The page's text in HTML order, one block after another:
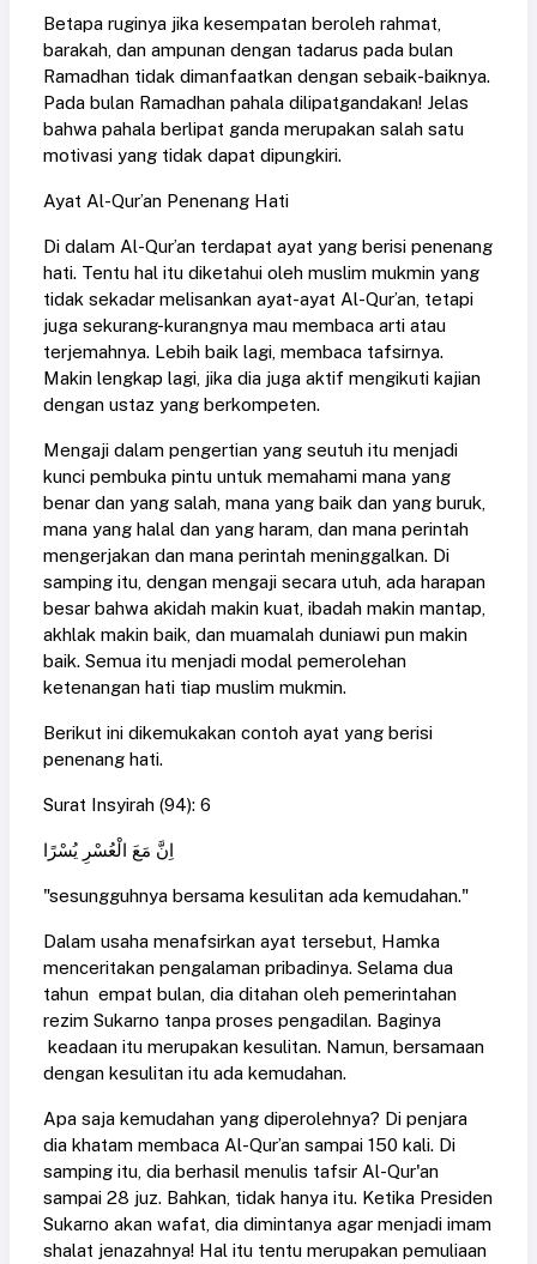
Betapa ruginya jika kesempatan beroleh rahmat,
barakah, dan ampunan dengan tadarus pada bulan
Ramadhan tidak dimanfaatkan dengan sebaik-baiknya.
Pada bulan Ramadhan pahala dilipatgandakan! Jelas
bahwa pahala berlipat ganda merupakan salah satu
motivasi yang tidak dapat dipungkiri.
Ayat Al-Qur’an Penenang Hati
Di dalam Al-Qur’an terdapat ayat yang berisi penenang
hati. Tentu hal itu diketahui oleh muslim mukmin yang
tidak sekadar melisankan ayat-ayat Al-Qur’an, tetapi
juga sekurang-kurangnya mau membaca arti atau
terjemahnya. Lebih baik lagi, membaca tafsirnya.
Makin lengkap lagi, jika dia juga aktif mengikuti kajian
dengan ustaz yang berkompeten.
Mengaji dalam pengertian yang seutuh itu menjadi
kunci pembuka pintu untuk memahami mana yang
benar dan yang salah, mana yang baik dan yang buruk,
mana yang halal dan yang haram, dan mana perintah
mengerjakan dan mana perintah meninggalkan. Di
samping itu, dengan mengaji secara utuh, ada harapan
besar bahwa akidah makin kuat, ibadah makin mantap,
akhlak makin baik, dan muamalah duniawi pun makin
baik. Semua itu menjadi modal pemerolehan
ketenangan hati tiap muslim mukmin.
Berikut ini dikemukakan contoh ayat yang berisi
penenang hati.
Surat Insyirah (94): 6
"sesungguhnya bersama kesulitan ada kemudahan."
Dalam usaha menafsirkan ayat tersebut, Hamka
menceritakan pengalaman pribadinya. Selama dua
tahun empat bulan, dia ditahan oleh pemerintahan
rezim Sukarno tanpa proses pengadilan. Baginya
keadaan itu merupakan kesulitan. Namun, bersamaan
dengan kesulitan itu ada kemudahan.
Apa saja kemudahan yang diperolehnya? Di penjara
dia khatam membaca Al-Qur’an sampai 150 kali. Di
samping itu, dia berhasil menulis tafsir Al-Qur'an
sampai 28 juz. Bahkan, tidak hanya itu. Ketika Presiden
Sukarno akan wafat, dia dimintanya agar menjadi imam
shalat jenazahnya! Hal itu tentu merupakan pemuliaan